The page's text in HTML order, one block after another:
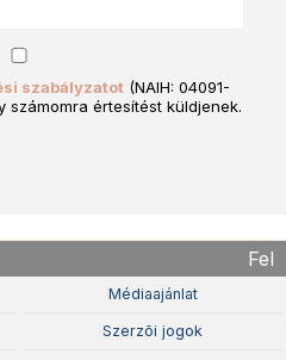
szabályzatot (NAIH: 04091-
számomra értesítést küldjenek.
Fel
Médiaajánlat
Szerzõi jogok